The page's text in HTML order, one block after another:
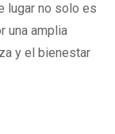
lugar no solo es
una amplia
y el bienestar